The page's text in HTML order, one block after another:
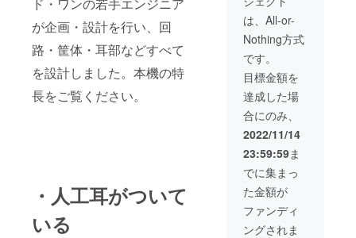
が企画・設計を行い、回
路・筐体・耳部などすべて
を設計しました。本機の特
長をご覧ください。
・人工耳がついて
いる
ケーブ
ル(約
1.5m)
ダプタ
※ 送
料・消
費税込
みの価
格とな
りま
す。
は、All-or-
Nothing方式
です。
目標金額を
達成した場
合にのみ、
2022/11/14
23:59:59ま
でに集まっ
た金額が
ファンディ
ングされま